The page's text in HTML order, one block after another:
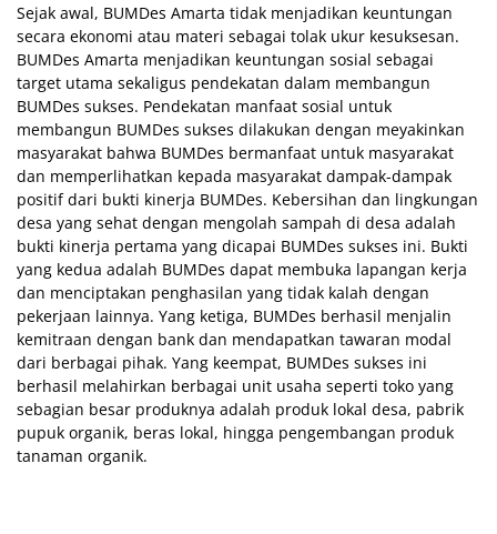
Sejak awal, BUMDes Amarta tidak menjadikan keuntungan
secara ekonomi atau materi sebagai tolak ukur kesuksesan.
BUMDes Amarta menjadikan keuntungan sosial sebagai
target utama sekaligus pendekatan dalam membangun
BUMDes sukses. Pendekatan manfaat sosial untuk
membangun BUMDes sukses dilakukan dengan meyakinkan
masyarakat bahwa BUMDes bermanfaat untuk masyarakat
dan memperlihatkan kepada masyarakat dampak-dampak
positif dari bukti kinerja BUMDes. Kebersihan dan lingkungan
desa yang sehat dengan mengolah sampah di desa adalah
bukti kinerja pertama yang dicapai BUMDes sukses ini. Bukti
yang kedua adalah BUMDes dapat membuka lapangan kerja
dan menciptakan penghasilan yang tidak kalah dengan
pekerjaan lainnya. Yang ketiga, BUMDes berhasil menjalin
kemitraan dengan bank dan mendapatkan tawaran modal
dari berbagai pihak. Yang keempat, BUMDes sukses ini
berhasil melahirkan berbagai unit usaha seperti toko yang
sebagian besar produknya adalah produk lokal desa, pabrik
pupuk organik, beras lokal, hingga pengembangan produk
tanaman organik.